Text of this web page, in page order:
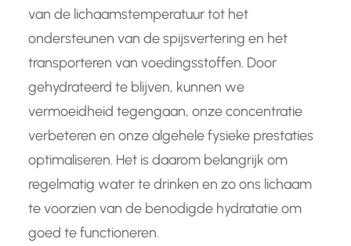
van de lichaamstemperatuur tot het
ondersteunen van de spijsvertering en het
transporteren van voedingsstoffen. Door
gehydrateerd te blijven, kunnen we
vermoeidheid tegengaan, onze concentratie
verbeteren en onze algehele fysieke prestaties
optimaliseren. Het is daarom belangrijk om
regelmatig water te drinken en zo ons lichaam
te voorzien van de benodigde hydratatie om
goed te functioneren.